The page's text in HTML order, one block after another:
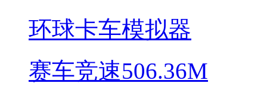
环球卡车模拟器
赛车竞速506.36M